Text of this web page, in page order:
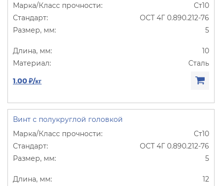
Ст10
ОСТ 4Г 0.890.212-76
5
10
Сталь
1.00 ₽/кг
Винт с полукруглой головкой
Ст10
ОСТ 4Г 0.890.212-76
5
12